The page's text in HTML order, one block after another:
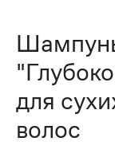
для
волос